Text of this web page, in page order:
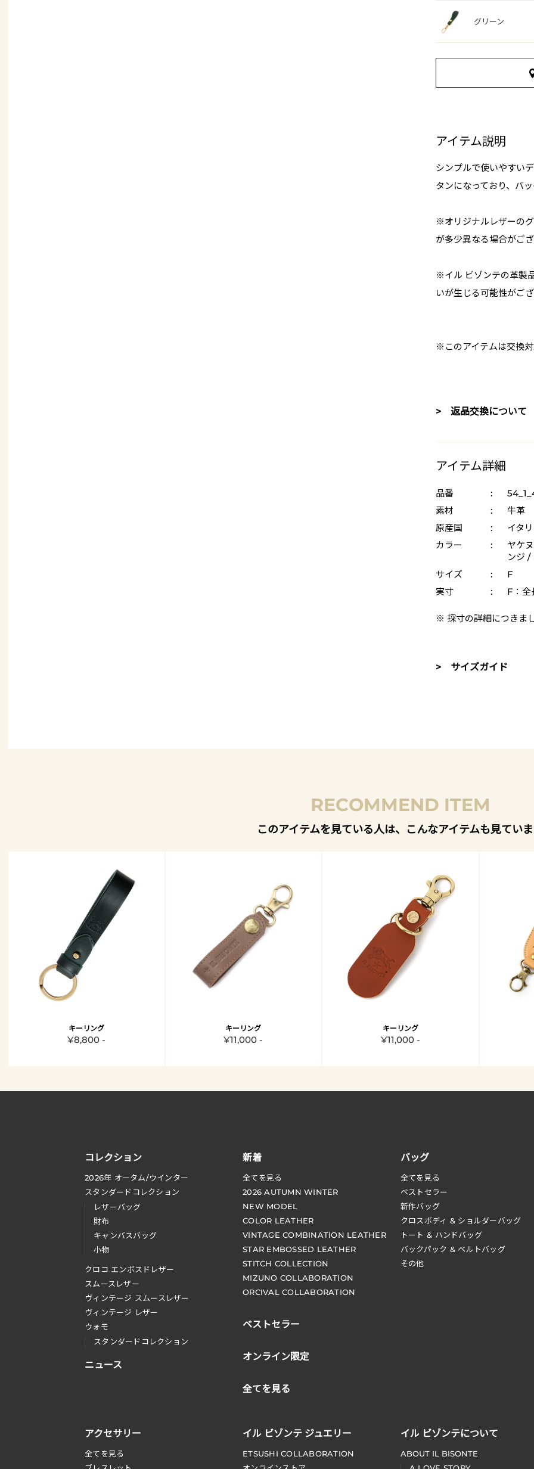
グリーン
アイテム説明
シンプルで使いやすい
タンになっており、バ
※オリジナルレザーの
が多少異なる場合がご
※イル ビゾンテの革製
いが生じる可能性がご
※このアイテムは交換
> 返品交換について
アイテム詳細
品番 :
素材
:
牛革
原産国
:
イタ
カラー
:
ヤケ
ンジ /
サイズ
:
F
実寸
: F：全
※ 採寸の詳細につきま
> サイズガイド
RECOMMEND ITEM
このアイテムを見ている人は、こんなアイテムも見てい
キーリング
¥8,800 -
キーリング
¥11,000 -
キーリング
¥11,000 -
コレクション
2026年 オータム/ウインター
スタンダードコレクション
レザーバッグ
財布
キャンバスバッグ
小物
クロコ エンボスドレザー
スムースレザー
ヴィンテージ スムースレザー
ヴィンテージ レザー
ウォモ
スタンダードコレクション
ニュース
新着
全てを見る
2026 AUTUMN WINTER
NEW MODEL
COLOR LEATHER
VINTAGE COMBINATION LEATHER
STAR EMBOSSED LEATHER
STITCH COLLECTION
MIZUNO COLLABORATION
ORCIVAL COLLABORATION
ベストセラー
オンライン限定
全てを見る
バッグ
全てを見る
ベストセラー
新作バッグ
クロスボディ & ショルダーバッグ
トート & ハンドバッグ
バックパック & ベルトバッグ
その他
アクセサリー
全てを見る
イル ビゾンテ ジュエリー
ETSUSHI COLLABORATION
イル ビゾンテについて
ABOUT IL BISONTE